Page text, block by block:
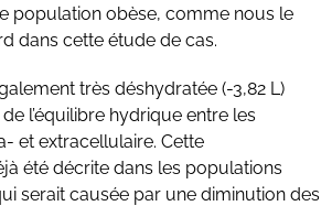
population obèse, comme nous le
dans cette étude de cas.
très déshydratée (-3,82 L)
l’équilibre hydrique entre les
et extracellulaire. Cette
été décrite dans les populations
serait causée par une diminution des